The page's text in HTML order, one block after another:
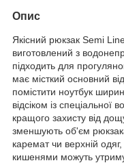
Опис
Якісний рюкзак Semi
виготовлений з
підходить для
має місткий основний
помістити ноутбук
відсіком із
кращого захисту від
зменшують об'єм
каремат чи верхній
кишенями можуть